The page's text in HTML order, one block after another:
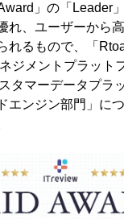
」の「Leader
れ、ユーザーから
れるもので、「
ジメントプラット
タマーデータプラ
エンジン部門」に